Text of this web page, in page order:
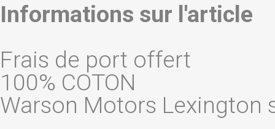
Informations sur l'article
Frais de port offert
100% COTON
Warson Motors Lexington